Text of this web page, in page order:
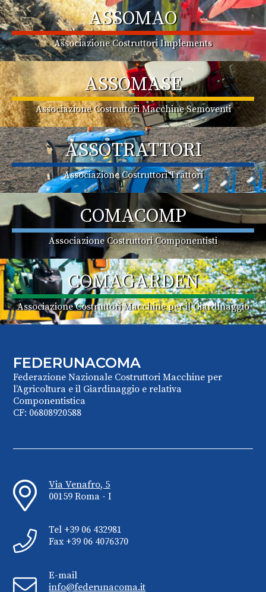
ASSOMAO
Associazione Costruttori Implements
ASSOMASE
Associazione Costruttori Macchine Semoventi
ASSOTRATTORI
Associazione Costruttori Trattori
COMACOMP
Associazione Costruttori Componentisti
COMAGARDEN
Associazione Costruttori Macchine per il Giardinaggio
FEDERUNACOMA
Federazione Nazionale Costruttori Macchine per
l’Agricoltura e il Giardinaggio e relativa
Componentistica
CF: 06808920588
Via Venafro, 5
00159 Roma - I
Tel +39 06 432981
Fax +39 06 4076370
E-mail
info@federunacoma.it